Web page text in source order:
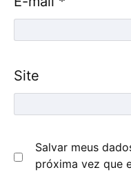
Site
Salvar meus
próxima vez que